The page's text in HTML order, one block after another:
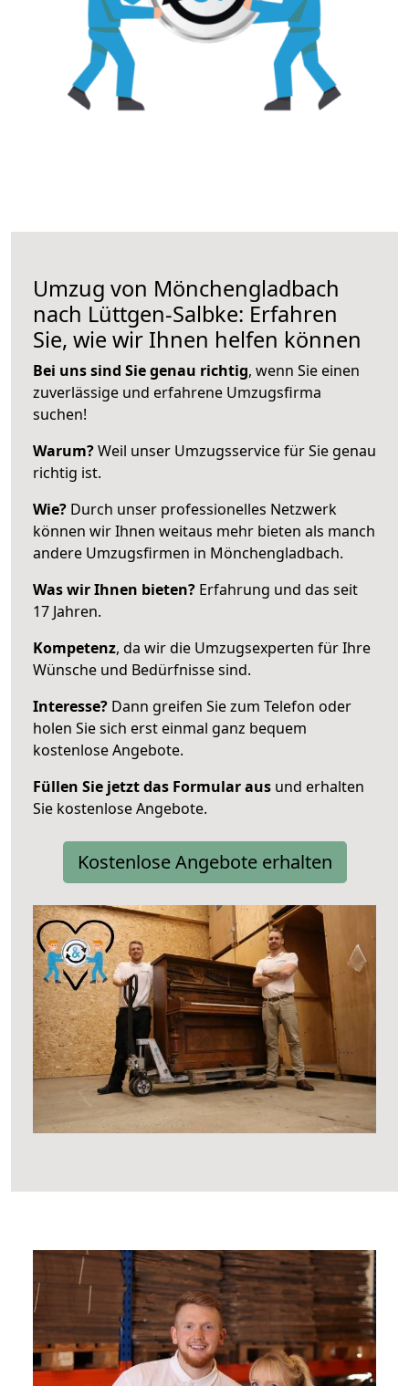
Umzug von Mönchengladbach
nach Lüttgen-Salbke: Erfahren
Sie, wie wir Ihnen helfen können
Bei uns sind Sie genau richtig, wenn Sie einen
zuverlässige und erfahrene Umzugsfirma
suchen!
Warum?Weil unser Umzugsservice für Sie genau
richtig ist.
Wie? Durch unser professionelles Netzwerk
können wir Ihnen weitaus mehr bieten als manch
andere Umzugsfirmen in Mönchengladbach.
Was wir Ihnen bieten? Erfahrung und das seit
17 Jahren.
Kompetenz, da wir die Umzugsexperten für Ihre
Wünsche und Bedürfnisse sind.
Interesse? Dann greifen Sie zum Telefon oder
holen Sie sich erst einmal ganz bequem
kostenlose Angebote.
Füllen Sie jetzt das Formular aus und erhalten
Sie kostenlose Angebote.
Kostenlose Angebote erhalten